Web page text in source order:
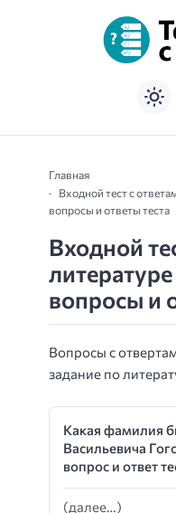
Главная
Входной тест с
вопросы и ответы теста
Входной
вопросы и
Вопросы с
задание по
Какая фамилия
Васильевича
вопрос и ответ
(далее…)